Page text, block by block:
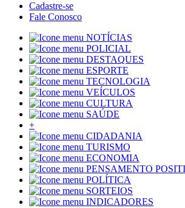
Cadastre-se
Fale Conosco
NOTÍCIAS
POLICIAL
DESTAQUES
ESPORTE
TECNOLOGIA
VEÍCULOS
CULTURA
SAÚDE
+
CIDADANIA
TURISMO
ECONOMIA
PENSAMENTO
POLÍTICA
SORTEIOS
INDICADORES